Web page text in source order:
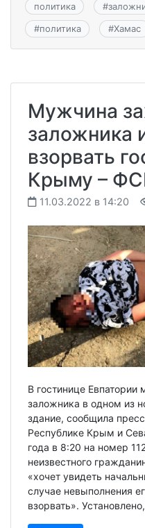
политика #
#политика #Хамас
Мужчина
заложника
взорвать
Крыму –
11.03.2022 в 14:20
В гостинице
заложника в одном из
здание, сообщила
Республике Крым и
года в 8:20 на номер
неизвестного
«хочет увидеть
случае невыполнения
взорвать».